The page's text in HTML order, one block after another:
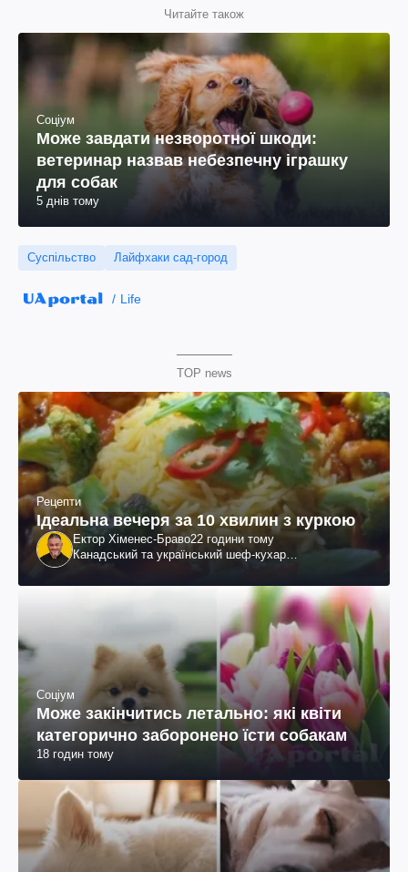
Читайте також
Соціум
Може завдати незворотної шкоди:
ветеринар назвав небезпечну іграшку
для собак
5 днів тому
Суспільство Лайфхаки сад-город
Life
TOP news
Рецепти
Ідеальна вечеря за 10 хвилин з куркою
Ектор Хіменес-Браво22 години тому
Канадський та український шеф-кухар
Соціум
Може закінчитись летально: які квіти
категорично заборонено їсти собакам
18 годин тому